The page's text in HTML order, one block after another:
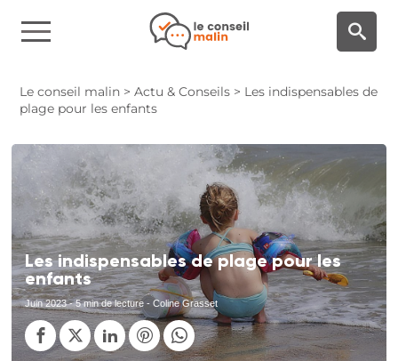
Le conseil malin >Actu & Conseils > Les indispensables de
plage pour les enfants
Les indispensables de plage pour les
enfants
Juin 2023- 5 min de lecture - Coline Grasset